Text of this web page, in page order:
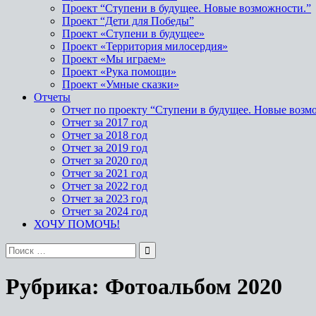
Проект “Ступени в будущее. Новые возможности.”
Проект “Дети для Победы”
Проект «Ступени в будущее»
Проект «Территория милосердия»
Проект «Мы играем»
Проект «Рука помощи»
Проект «Умные сказки»
Отчеты
Отчет по проекту “Ступени в будущее. Новые
Отчет за 2017 год
Отчет за 2018 год
Отчет за 2019 год
Отчет за 2020 год
Отчет за 2021 год
Отчет за 2022 год
Отчет за 2023 год
Отчет за 2024 год
ХОЧУ ПОМОЧЬ!
Поиск
по:
Рубрика: Фотоальбом 2020